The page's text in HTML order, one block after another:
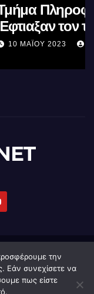
:
με τη
του WordPress
.
την
Εάν συνεχίσετε να
πως είστε